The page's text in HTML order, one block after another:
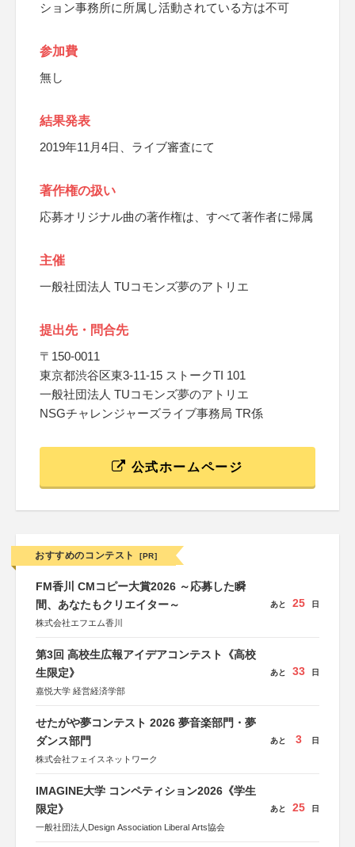
ション事務所に所属し活動されている方は不可
参加費
無し
結果発表
2019年11月4日、ライブ審査にて
著作権の扱い
応募オリジナル曲の著作権は、すべて著作者に帰属
主催
一般社団法人 TUコモンズ夢のアトリエ
提出先・問合先
〒150-0011
東京都渋谷区東3-11-15 ストークTI 101
一般社団法人 TUコモンズ夢のアトリエ
NSGチャレンジャーズライブ事務局 TR係
公式ホームページ
おすすめのコンテスト [PR]
FM香川 CMコピー大賞2026 ～応募した瞬
間、あなたもクリエイター～
株式会社エフエム香川
あと 25 日
第3回 高校生広報アイデアコンテスト《高校
生限定》
嘉悦大学 経営経済学部
あと 33 日
せたがや夢コンテスト 2026 夢音楽部門・夢
ダンス部門
株式会社フェイスネットワーク
あと 3 日
IMAGINE大学 コンペティション2026《学生
限定》
一般社団法人Design Association Liberal Arts協会
あと 25 日